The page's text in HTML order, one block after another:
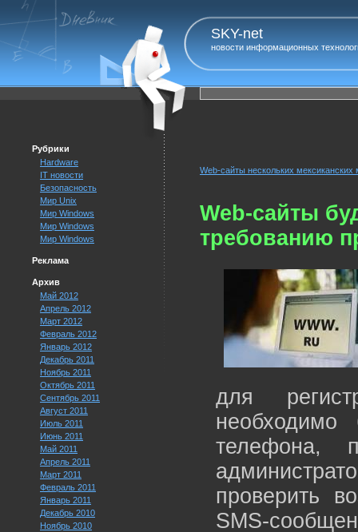
SKY-net
новости информационных
Рубрики
Hardware
IT новости
Безопасность
Мир Unix
Мир Windows
Мир Windows
Мир Windows
Реклама
Архив
Май 2012
Апрель 2012
Март 2012
Февраль 2012
Январь 2012
Декабрь 2011
Ноябрь 2011
Октябрь 2011
Сентябрь 2011
Август 2011
Июль 2011
Июнь 2011
Май 2011
Апрель 2011
Март 2011
Февраль 2011
Январь 2011
Декабрь 2010
Ноябрь 2010
Web-сайты нескольких мексиканских
Web-сайты
требованию
для
необходимо
телефона,
проверить
SMS-